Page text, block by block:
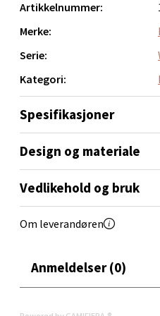
Artikkelnummer:
Merke:
Serie:
Kategori:
Spesifikasjoner
Design og materiale
Vedlikehold og bruk
Om leverandøren
Anmeldelser (0)
Thon Senter Orkanger,
Orkanger
Sandvika - Thon
Brodtkorbsgate 7, 1338
Åpent i dag 10-21